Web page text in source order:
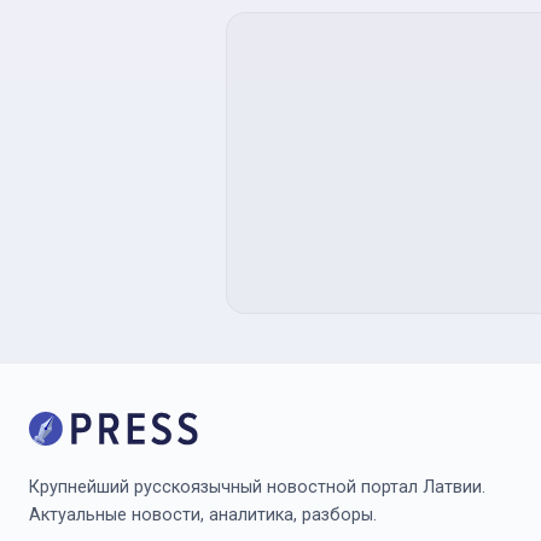
Крупнейший русскоязычный новостной портал Латвии.
Актуальные новости, аналитика, разборы.